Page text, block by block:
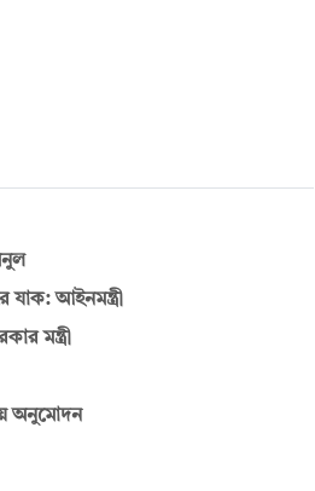
যাক: আইনমন্ত্রী
মন্ত্রী
অনুমোদন